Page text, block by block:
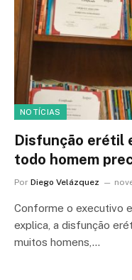
NOTÍCIAS
Disfunção erétil
todo homem
Por Diego Velázquez
Conforme o executivo
explica, a disfunção
muitos homens,…